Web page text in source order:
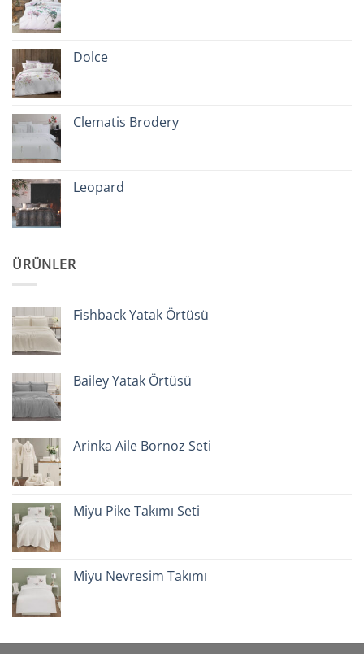
Dolce
Clematis Brodery
Leopard
ÜRÜNLER
Fishback Yatak Örtüsü
Bailey Yatak Örtüsü
Arinka Aile Bornoz Seti
Miyu Pike Takımı Seti
Miyu Nevresim Takımı